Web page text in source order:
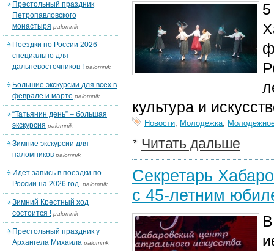
культура и
Новости, Молодежка,
Читать дальше
Секретарь
с 45-летним
Престольный праздник
Петропавловского
монастыря palomnik
Поездки по России 2026 –
специально для
дальневосточников ! palomnik
Большие экскурсии для всех в
феврале и марте palomnik
“Татьянин день” – большая
экскурсия palomnik
Зимние экскурсии для
паломников palomnik
Идет запись в поездки по
России на 2026 год. palomnik
Зимний Крестный ход
состоится ! palomnik
Престольный праздник у
Архангела Михаила palomnik